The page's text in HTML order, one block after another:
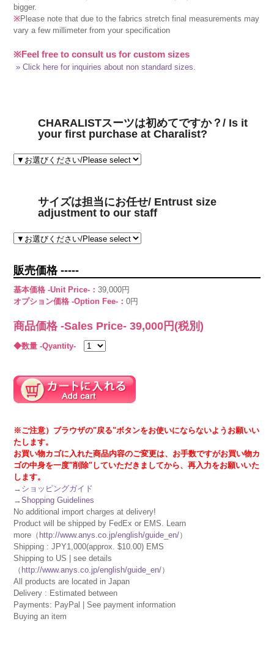
bigger.
※Please note that due to the fabrics stretch final measurements may
vary a few millimeter from your specification
※Feel free to consult us for custom sizes
» Click here for inquiries about non standard sizes.
CHARALISTスーツは初めてですか？/ Is it
your first purchase at Charalist?
サイズは担当にお任せ/ Entrust size
adjustment to our staff
販売価格 -----
基本価格 -Unit Price-：39,000円
オプション価格 -Option Fee-：0円
商品価格 -Sales Price-39,000 円(税別)
◆数量 -Qyantity-
※ご注意）ブラウザの"戻る"ボタンをお使いにならないようお願いい
たします。
お買い物カゴに入れた商品内容のご変更は、お手数ですがお買い物カ
ゴの中身を一度"削除"していただきましてから、再入力をお願いいた
します。
→ ショッピングガイド
→Shopping Guidelines
No additional import charges at delivery!
Product will be shipped by FedEx or EMS. Learn
more（ http://www.anys.co.jp/english/guide_en/）
Shipping : JPY1,000(approx. $10.00) EMS
Shipping to US | see details
（ http://www.anys.co.jp/english/guide_en/）
All products are located in Japan
Delivery : Estimated between
Payments: PayPal | See payment information
Buying an item